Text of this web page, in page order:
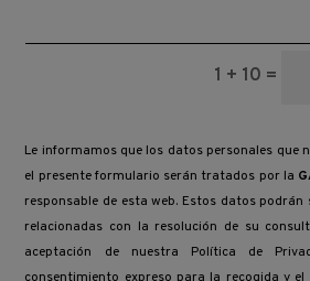
1 + 10 =
Le informamos que los datos personales que
el presente formulario serán tratados por la
responsable de esta web. Estos datos
relacionadas con la resolución de su
aceptación de nuestra Política de